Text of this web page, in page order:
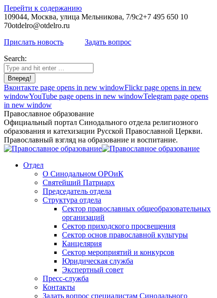
Перейти к содержанию
109044, Москва, улица Мельникова, 7/9с2+7 495 650 10
70otdelro@otdelro.ru
Прислать новость
Задать вопрос
Search:
Вконтакте page opens in new windowFlickr page opens in new
windowYouTube page opens in new windowTelegram page opens
in new window
Православное образование
Официальный портал Синодального отдела религиозного
образования и катехизации Русской Православной Церкви.
Православный взгляд на образование и воспитание.
Отдел
О Синодальном ОРОиК
Святейший Патриарх
Председатель отдела
Структура отдела
Сектор православных общеобразовательных
организаций
Сектор приходского просвещения
Сектор основ православной культуры
Канцелярия
Сектор мероприятий и конкурсов
Юридическая служба
Экспертный совет
Пресс-служба
Контакты
Задать вопрос специалистам Синодального